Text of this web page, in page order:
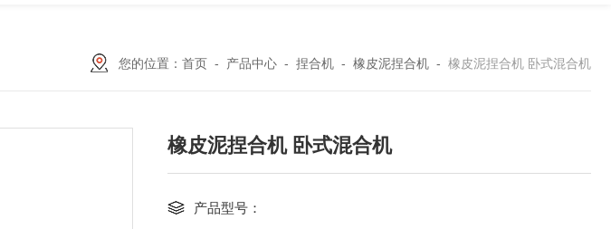
您的位置： 首页 - 产品中心 - 捏合机 - 橡皮泥捏合机 - 橡皮泥捏合机 卧式混合机
橡皮泥捏合机 卧式混合机
产品型号：